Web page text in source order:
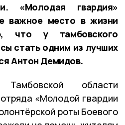
«Молодая гвардия»
важное место в жизни
что у тамбовского
стать одним из лучших
Антон Демидов.
Тамбовской области
«Молодой гвардии
роты Боевого